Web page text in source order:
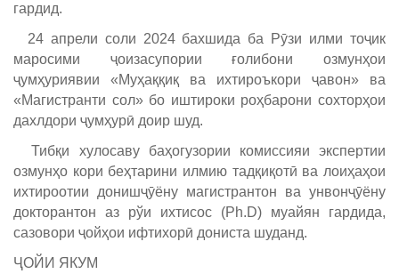
гардид.
24 апрели соли 2024 бахшида ба Рӯзи илми тоҷик
маросими ҷоизасупории ғолибони озмунҳои
ҷумҳуриявии «Муҳаққиқ ва ихтироъкори ҷавон» ва
«Магистранти сол» бо иштироки роҳбарони сохторҳои
дахлдори ҷумҳурӣ доир шуд.
Тибқи хулосаву баҳогузории комиссияи экспертии
озмунҳо кори беҳтарини илмию тадқиқотӣ ва лоиҳаҳои
ихтироотии донишҷӯёну магистрантон ва унвонҷӯёну
докторантон аз рўи ихтисос (Ph.D) муайян гардида,
сазовори ҷойҳои ифтихорӣ дониста шуданд.
ҶОЙИ ЯКУМ